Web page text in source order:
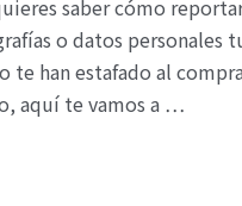
saber cómo
o datos personales
te han estafado al
aquí te vamos a …